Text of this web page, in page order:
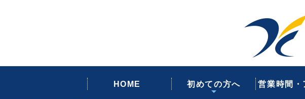
HOME 初めての方へ
営業時間・